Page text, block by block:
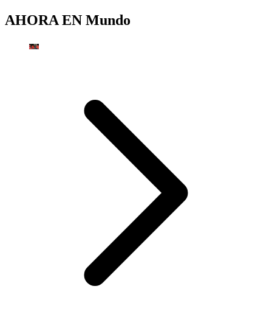
AHORA EN Mundo